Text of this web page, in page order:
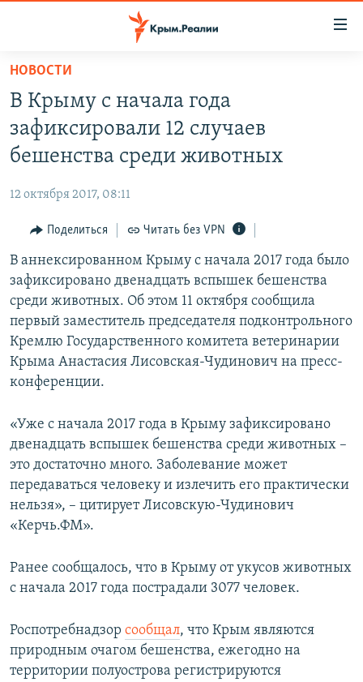
Вернуться
основному
содержанию
Вернутся
главной
навигации
Вернутся
поиску
СПЕЦПРОЕКТЫ
11 ЛЕТ ОККУПАЦИИ КРЫМА. 11 ИСТОРИЙ СОПРОТИВЛЕНИЯ
ВОДА
ЕЩЕ
ИНТЕРАКТИВ
ИНФОГРАФИКА
ТЕЛЕПРОЕКТ КРЫМ.РЕАЛИИ
СОВЕТЫ ПРАВОЗАЩИТНИКОВ
ПРОПАВШИЕ БЕЗ ВЕСТИ
ПОБЕДИТЕЛЕЙ НЕ СУДЯТ?
УКРАИНСКАЯ ПРОБЛЕМА КРЫМА
РАДІО СВОБОДА
КАК ОБОЙТИ БЛОКИРОВКУ
Українською
Qırımtatar
ПРИСОЕДИНЯЙТЕСЬ!
Все сайты RFE/RL
НОВОСТИ
В Крыму с начала года
зафиксировали 12 случаев
бешенства среди животных
12 октября 2017, 08:11
Поделиться Читать без VPN
В аннексированном Крыму с начала 2017 года было
зафиксировано двенадцать вспышек бешенства
среди животных. Об этом 11 октября сообщила
первый заместитель председателя подконтрольного
Кремлю Государственного комитета ветеринарии
Крыма Анастасия Лисовская-Чудинович на пресс-
конференции.
«Уже с начала 2017 года в Крыму зафиксировано
двенадцать вспышек бешенства среди животных –
это достаточно много. Заболевание может
передаваться человеку и излечить его практически
нельзя», – цитирует Лисовскую-Чудинович
«Керчь.ФМ».
Ранее сообщалось, что в Крыму от укусов животных
с начала 2017 года пострадали 3077 человек.
Роспотребнадзор сообщал, что Крым являются
природным очагом бешенства, ежегодно на
территории полуострова регистрируются